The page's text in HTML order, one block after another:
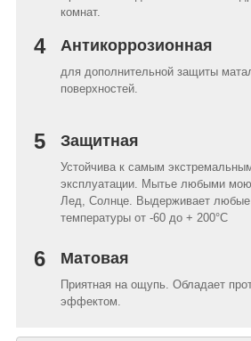
комнат.
4 Антикоррозионная
для дополнительной защиты
поверхностей.
5 Защитная
Устойчива к самым
эксплуатации. Мытье любыми
Лед, Солнце. Выдерживает
температуры от -60 до + 200°C
6 Матовая
Приятная на ощупь. Обладает
эффектом.